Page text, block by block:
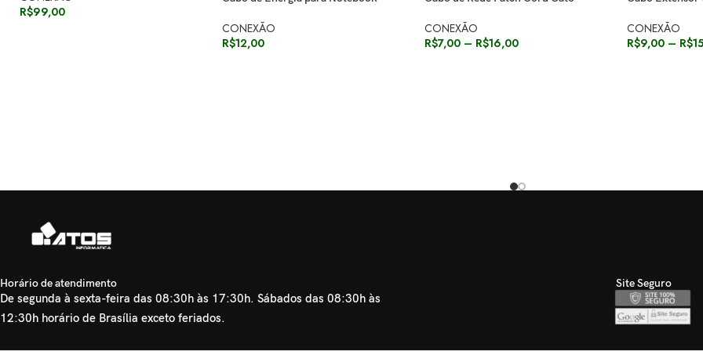
R$99,00
CONEXÃO
R$12,00
CONEXÃO
R$7,00 – R$16,00
CONEXÃO
R$9,00 – R$
Horário de atendimento
De segunda à sexta-feira das 08:30h às 17:30h. Sábados das 08:30h às
12:30h horário de Brasília exceto feriados.
Site Seguro